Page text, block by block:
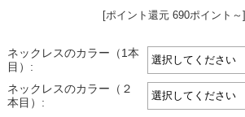
[ポイント還元 690ポイント～]
ネックレスのカラー（1本
目）:
ネックレスのカラー（２
本目）: